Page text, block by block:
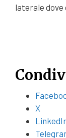
laterale dove
X